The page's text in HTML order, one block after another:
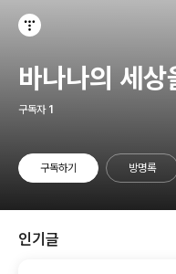
바나나의 세상
구독자 1
구독하기 방명록
인기글